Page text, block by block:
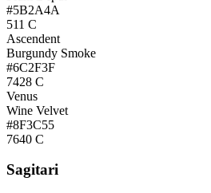
#5B2A4A
511 C
Ascendent
Burgundy Smoke
#6C2F3F
7428 C
Venus
Wine Velvet
#8F3C55
7640 C
Sagitari